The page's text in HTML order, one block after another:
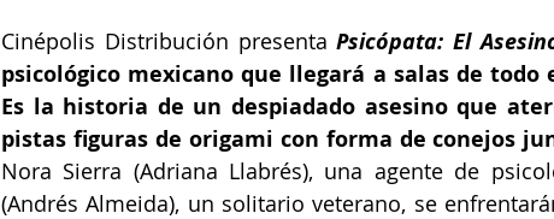
Cinépolis Distribución presenta Psicópata: El
psicológico mexicano que llegará a salas de
Es la historia de un despiadado asesino que
pistas figuras de origami con forma de conejos
Nora Sierra (Adriana Llabrés), una agente de
(Andrés Almeida), un solitario veterano, se